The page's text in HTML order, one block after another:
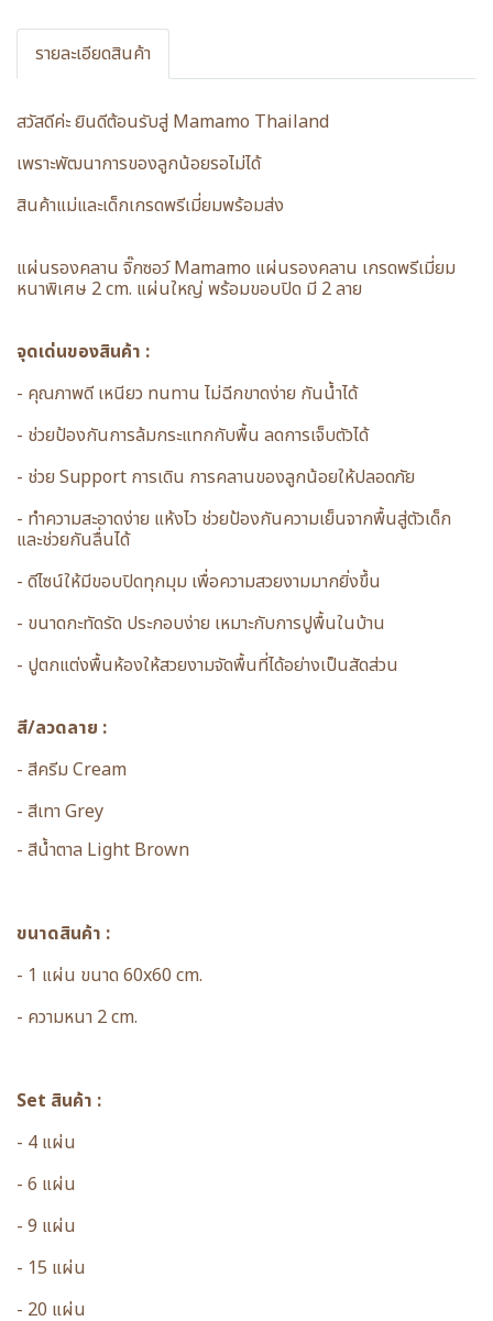
รายละเอียดสินค้า
สวัสดีค่ะ ยินดีต้อนรับสู่ Mamamo Thailand
เพราะพัฒนาการของลูกน้อยรอไม่ได้
สินค้าแม่และเด็กเกรดพรีเมี่ยมพร้อมส่ง
แผ่นรองคลาน จิ๊กซอว์ Mamamo แผ่นรองคลาน เกรดพรีเมี่ยม
หนาพิเศษ 2 cm. แผ่นใหญ่ พร้อมขอบปิด มี 2 ลาย
จุดเด่นของสินค้า :
- คุณภาพดี เหนียว ทนทาน ไม่ฉีกขาดง่าย กันน้ำได้
- ช่วยป้องกันการล้มกระแทกกับพื้น ลดการเจ็บตัวได้
- ช่วย Support การเดิน การคลานของลูกน้อยให้ปลอดภัย
- ทำความสะอาดง่าย แห้งไว ช่วยป้องกันความเย็นจากพื้นสู่ตัวเด็ก
และช่วยกันลื่นได้
- ดีไซน์ให้มีขอบปิดทุกมุม เพื่อความสวยงามมากยิ่งขึ้น
- ขนาดกะทัดรัด ประกอบง่าย เหมาะกับการปูพื้นในบ้าน
- ปูตกแต่งพื้นห้องให้สวยงามจัดพื้นที่ได้อย่างเป็นสัดส่วน
สี/ลวดลาย :
- สีครีม Cream
- สีเทา Grey
- สีน้ำตาล Light Brown
ขนาดสินค้า :
- 1 แผ่น ขนาด 60x60 cm.
- ความหนา 2 cm.
Set สินค้า :
- 4 แผ่น
- 6 แผ่น
- 9 แผ่น
- 15 แผ่น
- 20 แผ่น